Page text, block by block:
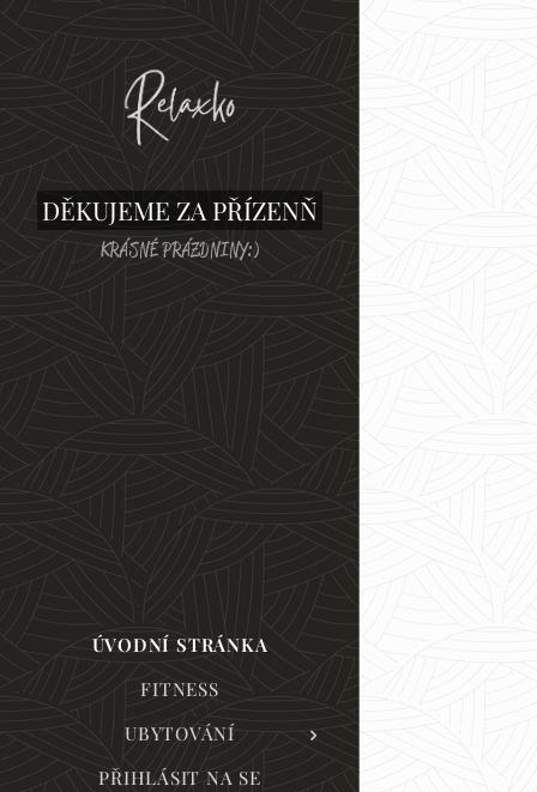
DĚKUJEME ZA PŘÍZENŇ
KRÁSNÉ PRÁZDNINY:)
ÚVODNÍ STRÁNKA
FITNESS
UBYTOVÁNÍ
PŘIHLÁSIT NA SE